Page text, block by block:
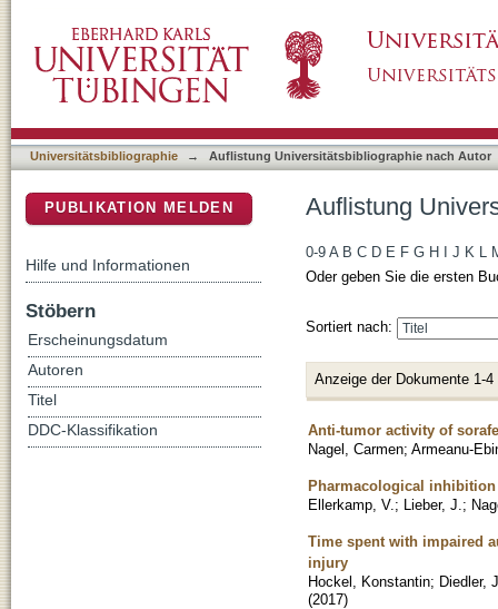
Universitätsbibliographie → Auflistung Universitätsbibliographie nach Autor
Auflistung
0-9 A B C D E F G H J K L
Oder geben Sie die ersten
Sortiert nach:
Anzeige der Dokumente 1-4
Anti-tumor activity of
Nagel, Carmen; Armeanu-
Pharmacological
Ellerkamp, V. ; Lieber, J. ;
Time spent with impaired
injury
Hockel, Konstantin; Diedler,
(2017)
PUBLIKATION MELDEN
Hilfe und Informationen
Stöbern
Erscheinungsdatum
Autoren
Titel
DDC-Klassifikation